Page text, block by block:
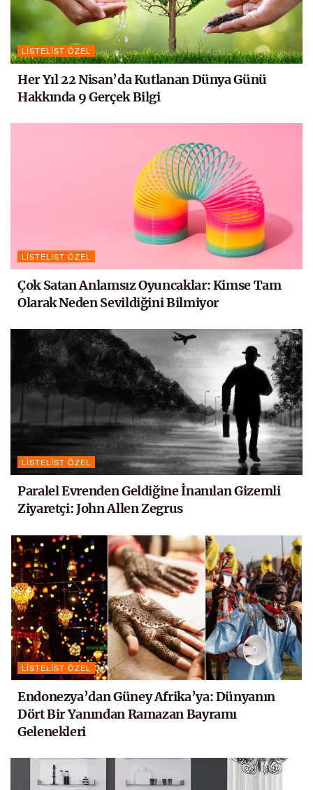
LISTELIST ÖZEL
Her Yıl 22 Nisan’da Kutlanan Dünya Günü
Hakkında 9 Gerçek Bilgi
LISTELIST ÖZEL
Çok Satan Anlamsız Oyuncaklar: Kimse Tam
Olarak Neden Sevildiğini Bilmiyor
LISTELIST ÖZEL
Paralel Evrenden Geldiğine İnanılan Gizemli
Ziyaretçi: John Allen Zegrus
LISTELIST ÖZEL
Endonezya’dan Güney Afrika’ya: Dünyanın
Dört Bir Yanından Ramazan Bayramı
Gelenekleri